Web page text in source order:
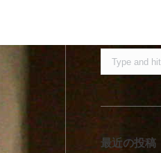
Search:
最近の投稿